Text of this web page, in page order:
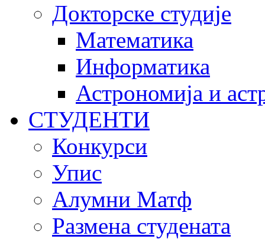
Докторске студије
Математика
Информатика
Астрономија и
СТУДЕНТИ
Конкурси
Упис
Алумни Матф
Размена студената